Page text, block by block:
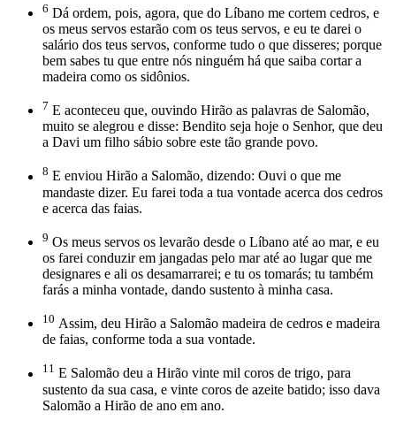
6 Dá ordem, pois, agora, que do Líbano me cortem cedros, e
os meus servos estarão com os teus servos, e eu te darei o
salário dos teus servos, conforme tudo o que disseres; porque
bem sabes tu que entre nós ninguém há que saiba cortar a
madeira como os sidônios.
7 E aconteceu que, ouvindo Hirão as palavras de Salomão,
muito se alegrou e disse: Bendito seja hoje o Senhor, que deu
a Davi um filho sábio sobre este tão grande povo.
8 E enviou Hirão a Salomão, dizendo: Ouvi o que me
mandaste dizer. Eu farei toda a tua vontade acerca dos cedros
e acerca das faias.
9 Os meus servos os levarão desde o Líbano até ao mar, e eu
os farei conduzir em jangadas pelo mar até ao lugar que me
designares e ali os desamarrarei; e tu os tomarás; tu também
farás a minha vontade, dando sustento à minha casa.
10 Assim, deu Hirão a Salomão madeira de cedros e madeira
de faias, conforme toda a sua vontade.
11 E Salomão deu a Hirão vinte mil coros de trigo, para
sustento da sua casa, e vinte coros de azeite batido; isso dava
Salomão a Hirão de ano em ano.